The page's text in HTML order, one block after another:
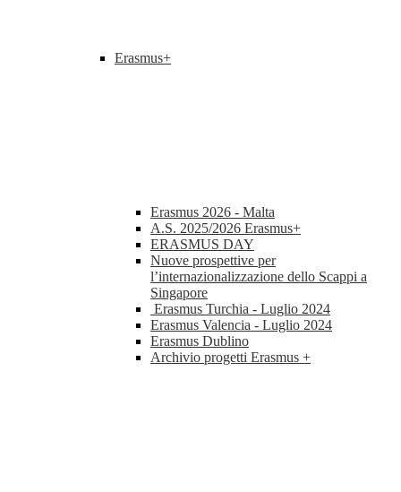
Erasmus+
Erasmus 2026 - Malta
A.S. 2025/2026 Erasmus+
ERASMUS DAY
Nuove prospettive per
l’internazionalizzazione dello Scappi a
Singapore
Erasmus Turchia - Luglio 2024
Erasmus Valencia - Luglio 2024
Erasmus Dublino
Archivio progetti Erasmus +